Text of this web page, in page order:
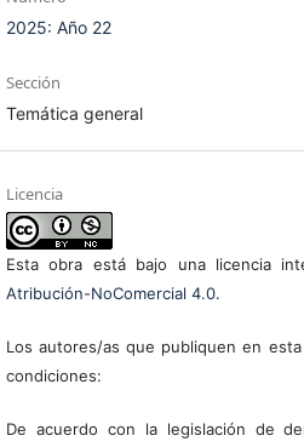
2025: Año 22
Sección
Temática general
Licencia
Esta obra está bajo una licencia
Atribución-NoComercial 4.0.
Los autores/as que publiquen en
condiciones:
De acuerdo con la legislación de